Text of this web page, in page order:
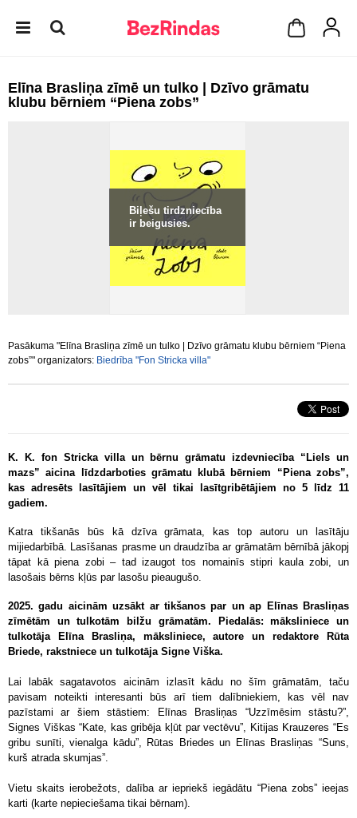
Elīna Brasliņa zīmē un tulko | Dzīvo grāmatu
klubu bērniem “Piena zobs”
Biļešu tirdzniecība
ir beigusies.
Pasākuma "Elīna Brasliņa zīmē un tulko | Dzīvo grāmatu klubu bērniem “Piena
zobs”" organizators: Biedrība "Fon Stricka villa"
K. K. fon Stricka villa un bērnu grāmatu izdevniecība “Liels un
mazs” aicina līdzdarboties grāmatu klubā bērniem “Piena zobs”,
kas adresēts lasītājiem un vēl tikai lasītgribētājiem no 5 līdz 11
gadiem.
Katra tikšanās būs kā dzīva grāmata, kas top autoru un lasītāju
mijiedarbībā. Lasīšanas prasme un draudzība ar grāmatām bērnībā jākopj
tāpat kā piena zobi – tad izaugot tos nomainīs stipri kaula zobi, un
lasošais bērns kļūs par lasošu pieaugušo.
2025. gadu aicinām uzsākt ar tikšanos par un ap Elīnas Brasliņas
zīmētām un tulkotām bilžu grāmatām. Piedalās: māksliniece un
tulkotāja Elīna Brasliņa, māksliniece, autore un redaktore Rūta
Briede, rakstniece un tulkotāja Signe Viška.
Lai labāk sagatavotos aicinām izlasīt kādu no šīm grāmatām, taču
pavisam noteikti interesanti būs arī tiem dalībniekiem, kas vēl nav
pazīstami ar šiem stāstiem: Elīnas Brasliņas “Uzzīmēsim stāstu?”,
Signes Viškas “Kate, kas gribēja kļūt par vectēvu”, Kitijas Krauzeres “Es
gribu sunīti, vienalga kādu”, Rūtas Briedes un Elīnas Brasliņas “Suns,
kurš atrada skumjas”.
Vietu skaits ierobežots, dalība ar iepriekš iegādātu “Piena zobs” ieejas
karti (karte nepieciešama tikai bērnam).